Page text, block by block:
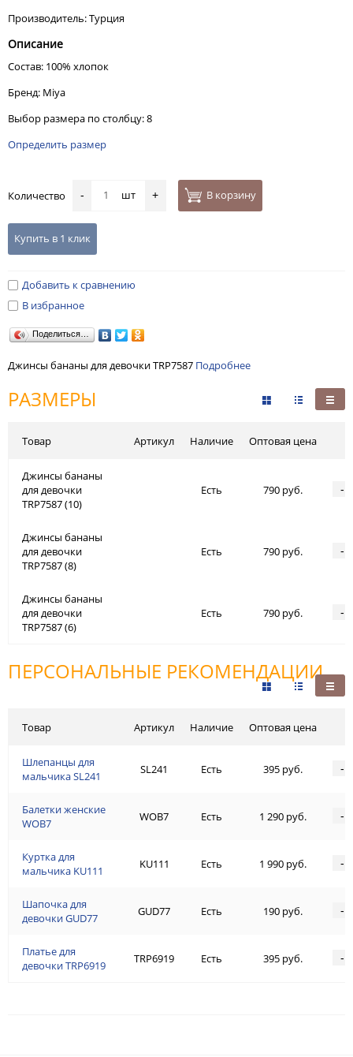
Производитель: Турция
Описание
Состав: 100% хлопок
Бренд: Miya
Выбор размера по столбцу: 8
Определить размер
Количество - шт + В корзину
Купить в 1 клик
Добавить к сравнению
В избранное
Поделиться…
Джинсы бананы для девочки TRP7587 Подробнее
РАЗМЕРЫ
Товар
Джинсы бананы
для девочки
TRP7587 (10)
Джинсы бананы
для девочки
TRP7587 (8)
Джинсы бананы
для девочки
TRP7587 (6)
Артикул Наличие Оптовая цена
Есть 790 руб. -
Есть 790 руб. -
Есть 790 руб. -
ПЕРСОНАЛЬНЫЕ РЕКОМЕНДАЦИИ
Товар
Шлепанцы для
мальчика SL241
Балетки женские
WOB7
Куртка для
мальчика KU111
Шапочка для
девочки GUD77
Платье для
девочки TRP6919
Артикул Наличие Оптовая цена
SL241 Есть 395 руб. -
WOB7 Есть 1 290 руб. -
KU111 Есть 1 990 руб. -
GUD77 Есть 190 руб. -
TRP6919 Есть 395 руб. -